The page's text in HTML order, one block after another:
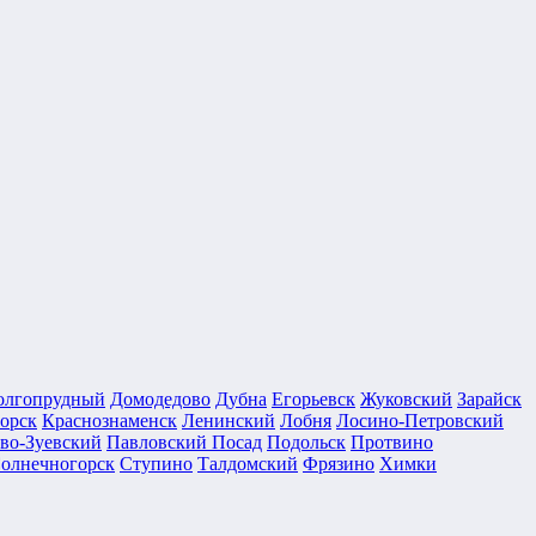
Домодедово Дубна Егорьевск Жуковский Зарайск
Краснознаменск Ленинский Лобня Лосино-Петровский
Зуевский Павловский Посад Подольск Протвино
Ступино Талдомский Фрязино Химки